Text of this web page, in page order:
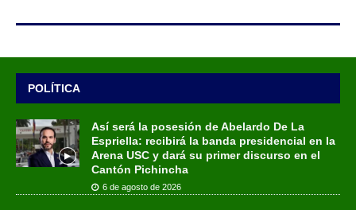
POLÍTICA
Así será la posesión de Abelardo De La
Espriella: recibirá la banda presidencial en la
Arena USC y dará su primer discurso en el
Cantón Pichincha
6 de agosto de 2026